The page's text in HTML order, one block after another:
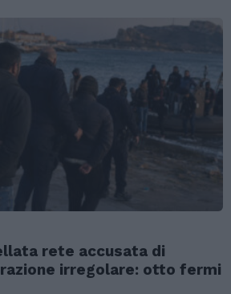
rete accusata di
irregolare: otto fermi